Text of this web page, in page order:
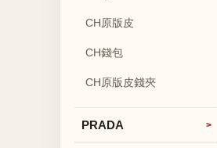
CH原版皮
CH錢包
CH原版皮錢夾
PRADA